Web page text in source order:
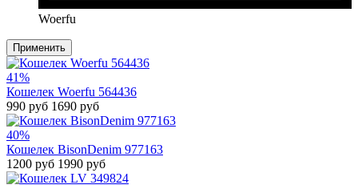
Woerfu
Применить
41%
Кошелек Woerfu 564436
990 руб 1690 руб
40%
Кошелек BisonDenim 977163
1200 руб 1990 руб